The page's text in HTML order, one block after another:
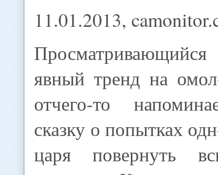
11.01.2013,
явный тренд на
отчего-то
сказку о попытках
царя повернуть